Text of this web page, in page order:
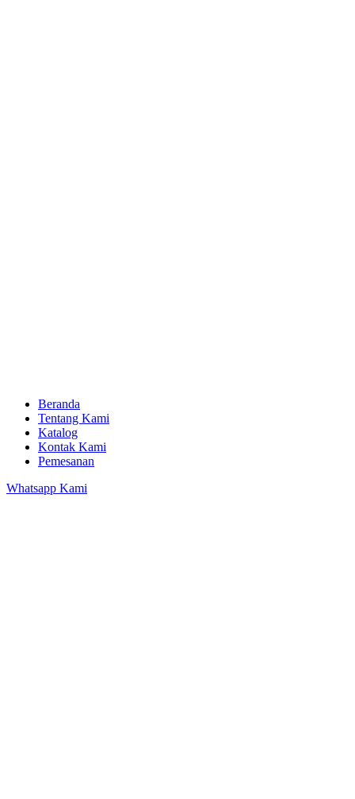
Beranda
Tentang Kami
Katalog
Kontak Kami
Pemesanan
Whatsapp Kami